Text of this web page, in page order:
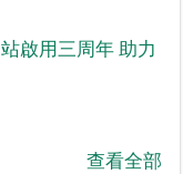
啟用三周年 助力
查看全部